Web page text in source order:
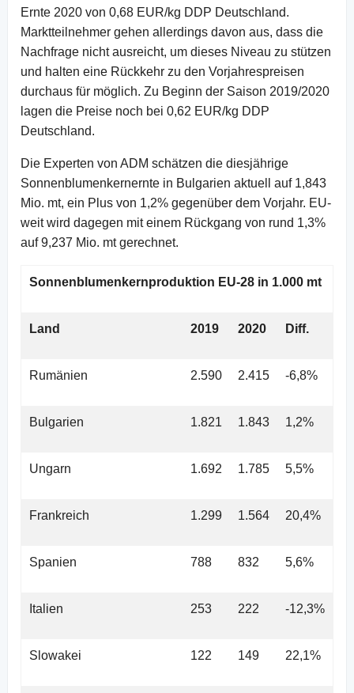
Ernte 2020 von 0,68 EUR/kg DDP Deutschland.
Marktteilnehmer gehen allerdings davon aus, dass die
Nachfrage nicht ausreicht, um dieses Niveau zu stützen
und halten eine Rückkehr zu den Vorjahrespreisen
durchaus für möglich. Zu Beginn der Saison 2019/2020
lagen die Preise noch bei 0,62 EUR/kg DDP
Deutschland.
Die Experten von ADM schätzen die diesjährige
Sonnenblumenkernernte in Bulgarien aktuell auf 1,843
Mio. mt, ein Plus von 1,2% gegenüber dem Vorjahr. EU-
weit wird dagegen mit einem Rückgang von rund 1,3%
auf 9,237 Mio. mt gerechnet.
Sonnenblumenkernproduktion EU-28 in 1.000 mt
Land 2019 2020 Diff.
Rumänien 2.590 2.415 -6,8%
Bulgarien 1.821 1.843 1,2%
Ungarn 1.692 1.785 5,5%
Frankreich 1.299 1.564 20,4%
Spanien 788 832 5,6%
Italien 253 222 -12,3%
Slowakei 122 149 22,1%